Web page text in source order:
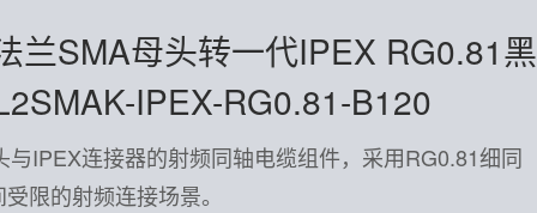
兰SMA母头转一代IPEX RG0.81黑
IPEX-RG0.81-B120
与IPEX连接器的射频同轴电缆组件，采用RG0.81细同
限的射频连接场景。